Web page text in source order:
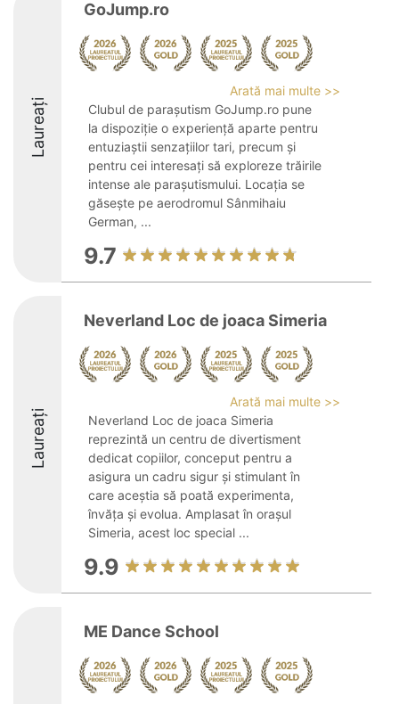
Laureați
GoJump.ro
Arată mai multe >>
Clubul de parașutism GoJump.ro pune
la dispoziție o experiență aparte pentru
entuziaștii senzațiilor tari, precum și
pentru cei interesați să exploreze trăirile
intense ale parașutismului. Locația se
găsește pe aerodromul Sânmihaiu
German, ...
9.7
Laureați
Neverland Loc de joaca Simeria
Arată mai multe >>
Neverland Loc de joaca Simeria
reprezintă un centru de divertisment
dedicat copiilor, conceput pentru a
asigura un cadru sigur și stimulant în
care aceștia să poată experimenta,
învăța și evolua. Amplasat în orașul
Simeria, acest loc special ...
9.9
ME Dance School